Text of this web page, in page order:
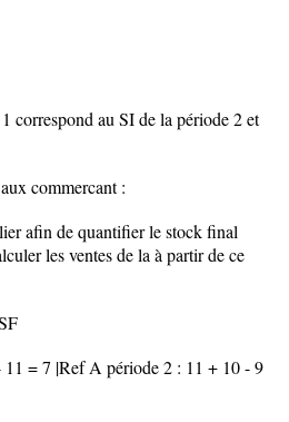
correspond au SI de la période 2 et
commercant :
afin de quantifier le stock final
les ventes de la à partir de ce
= 7 |Ref A période 2 : 11 + 10 - 9